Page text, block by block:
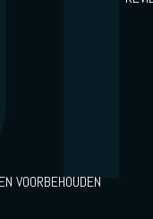
VOORBEHOUDEN